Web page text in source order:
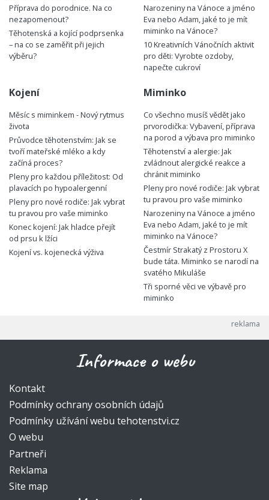
Příprava do porodnice. Na co
nezapomenout?
Těhotenská a kojící podprsenka
– na co se zaměřit při jejich
výběru?
Narozeniny na Vánoce a jméno
Eva nebo Adam, jaké to je mít
miminko na Vánoce?
10 Kreativních Vánočních aktivit
pro děti: Vyrobte ozdoby,
napečte cukroví
Kojení
Měsíc s miminkem - Nový rytmus
života
Průvodce těhotenstvím: Jak se
tvoří mateřské mléko a kdy
začíná proces?
Pleny pro každou příležitost: Od
plavacích po hypoalergenní
Pleny pro nové rodiče: Jak vybrat
tu pravou pro vaše miminko
Konec kojení: Jak hladce přejít
od prsu k lžíci
Kojení vs. kojenecká výživa
Miminko
Co všechno musíš vědět jako
prvorodička: Vybavení, příprava
na porod a výbava pro miminko
Těhotenství a alergie: Jak
zvládnout alergické reakce a
chránit miminko
Pleny pro nové rodiče: Jak vybrat
tu pravou pro vaše miminko
Narozeniny na Vánoce a jméno
Eva nebo Adam, jaké to je mít
miminko na Vánoce?
Čestmír Strakatý z Prostoru X
bude táta. Miminko se narodí na
svatého Mikuláše
Tři sporné věci ve výbavě pro
miminko
Informace o webu
Kontakt
Podmínky ochrany osobních údajů
Podmínky užívání webu tehotenstvi.cz
O webu
Partneři
Reklama
Site map